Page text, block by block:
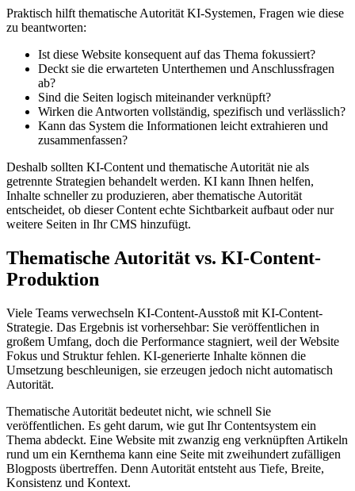
Praktisch hilft thematische Autorität KI-Systemen, Fragen wie diese
zu beantworten:
Ist diese Website konsequent auf das Thema fokussiert?
Deckt sie die erwarteten Unterthemen und Anschlussfragen
ab?
Sind die Seiten logisch miteinander verknüpft?
Wirken die Antworten vollständig, spezifisch und verlässlich?
Kann das System die Informationen leicht extrahieren und
zusammenfassen?
Deshalb sollten KI-Content und thematische Autorität nie als
getrennte Strategien behandelt werden. KI kann Ihnen helfen,
Inhalte schneller zu produzieren, aber thematische Autorität
entscheidet, ob dieser Content echte Sichtbarkeit aufbaut oder nur
weitere Seiten in Ihr CMS hinzufügt.
Thematische Autorität vs. KI-Content-
Produktion
Viele Teams verwechseln KI-Content-Ausstoß mit KI-Content-
Strategie. Das Ergebnis ist vorhersehbar: Sie veröffentlichen in
großem Umfang, doch die Performance stagniert, weil der Website
Fokus und Struktur fehlen. KI-generierte Inhalte können die
Umsetzung beschleunigen, sie erzeugen jedoch nicht automatisch
Autorität.
Thematische Autorität bedeutet nicht, wie schnell Sie
veröffentlichen. Es geht darum, wie gut Ihr Contentsystem ein
Thema abdeckt. Eine Website mit zwanzig eng verknüpften Artikeln
rund um ein Kernthema kann eine Seite mit zweihundert zufälligen
Blogposts übertreffen. Denn Autorität entsteht aus Tiefe, Breite,
Konsistenz und Kontext.